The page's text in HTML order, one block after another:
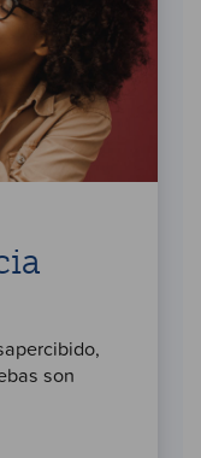
son